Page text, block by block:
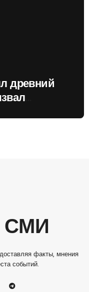
древний
СМИ
факты, мнения
событий.